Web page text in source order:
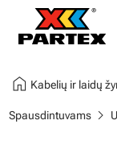
home Kabelių ir laidų
Spausdintuvamschevron_right